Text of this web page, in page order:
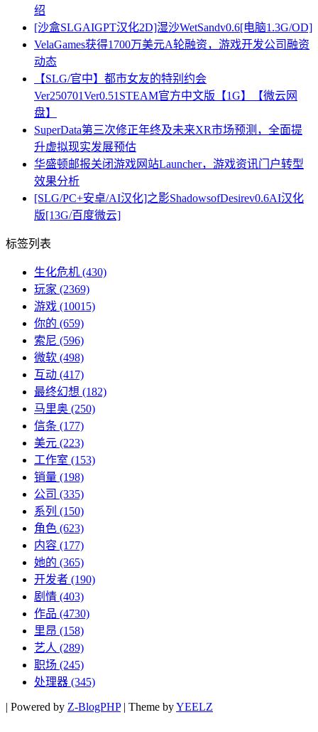
绍
[沙盒SLGAIGPT汉化2D]湿沙WetSandv0.6[电脑1.3G/OD]
VelaGames获得1700万美元A轮融资，游戏开发公司融资
动态
【SLG/官中】都市女友的特别约会
Ver250701Ver0.51STEAM官方中文版【1G】【微云网
盘】
SuperData第三次修正年终及未来XR市场预测，全面提
升虚拟现实发展预估
华盛顿邮报关闭游戏网站Launcher，游戏资讯门户转型
效果分析
[SLG/PC+安卓/AI汉化]之影ShadowsofDesirev0.6AI汉化
版[13G/百度微云]
标签列表
生化危机 (430)
玩家 (2369)
游戏 (10015)
你的 (659)
索尼 (596)
微软 (498)
互动 (417)
最终幻想 (182)
马里奥 (250)
信条 (177)
美元 (223)
工作室 (153)
销量 (198)
公司 (335)
系列 (150)
角色 (623)
内容 (177)
她的 (365)
开发者 (190)
剧情 (403)
作品 (4730)
里昂 (158)
艺人 (289)
职场 (245)
处理器 (345)
| Powered by Z-BlogPHP | Theme byYEELZ